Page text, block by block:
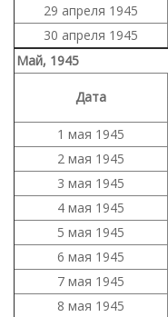
29 апреля 1945
30 апреля 1945
Май, 1945
Дата
1 мая 1945
2 мая 1945
3 мая 1945
4 мая 1945
5 мая 1945
6 мая 1945
7 мая 1945
8 мая 1945